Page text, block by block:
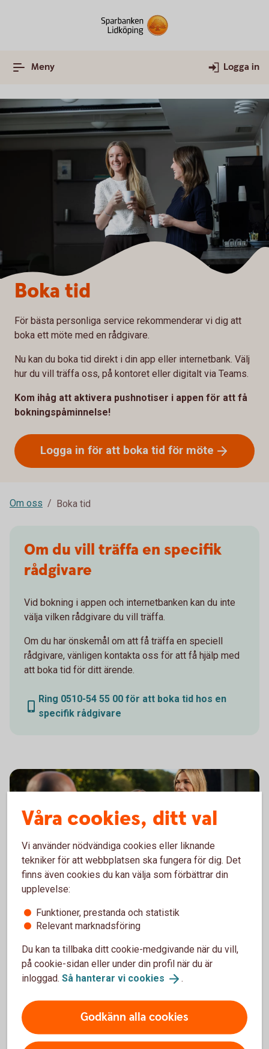
Meny Logga in
Boka tid
För bästa personliga service rekommenderar vi dig att
boka ett möte med en rådgivare.
Nu kan du boka tid direkt i din app eller internetbank. Välj
hur du vill träffa oss, på kontoret eller digitalt via Teams.
Kom ihåg att aktivera pushnotiser i appen för att få
bokningspåminnelse!
Logga in för att boka tid för möte
Om oss Boka tid
Om du vill träffa en specifik
rådgivare
Vid bokning i appen och internetbanken kan du inte
välja vilken rådgivare du vill träffa.
Om du har önskemål om att få träffa en speciell
rådgivare, vänligen kontakta oss för att få hjälp med
att boka tid för ditt ärende.
Ring 0510-54 55 00 för att boka tid hos en
specifik rådgivare
Inte kund hos oss ännu?
ser fram emot att få hjälp dig. Välkommen till
Sparbanken Lidköping!
Lidköping
Våra cookies, ditt val
Vi använder nödvändiga cookies eller liknande
tekniker för att webbplatsen ska fungera för dig. Det
finns även cookies du kan välja som förbättrar din
upplevelse:
Funktioner, prestanda och statistik
Relevant marknadsföring
Du kan ta tillbaka ditt cookie-medgivande när du vill,
på cookie-sidan eller under din profil när du är
inloggad. Så hanterar vi cookies .
Godkänn alla cookies